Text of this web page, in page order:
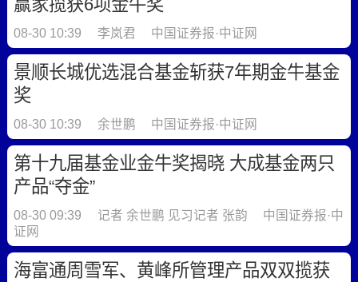
赢家揽获6项金牛奖
08-30 10:39 李岚君 中国证券报·中证网
景顺长城优选混合基金斩获7年期金牛基金
奖
08-30 10:39 余世鹏 中国证券报·中证网
第十九届基金业金牛奖揭晓 大成基金两只
产品“夺金”
08-30 09:39 记者 余世鹏 见习记者 张韵
中国证券报·中
证网
海富通周雪军、黄峰所管理产品双双揽获